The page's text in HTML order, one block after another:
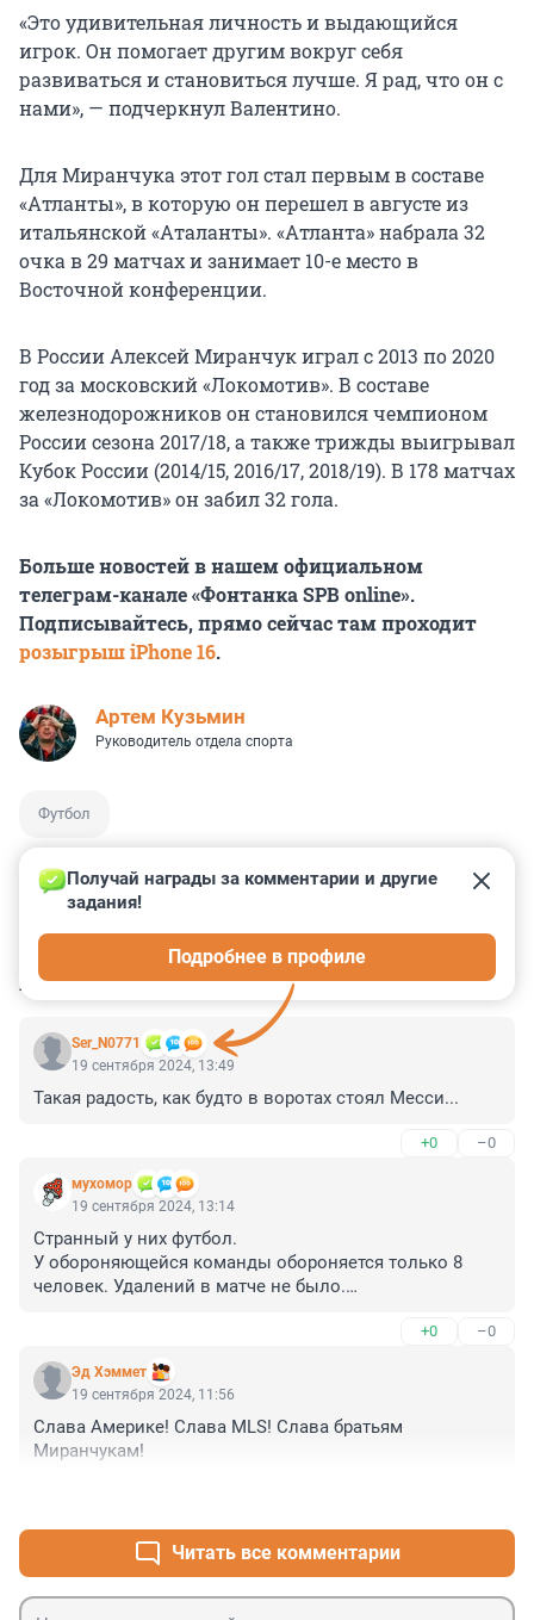
«Это удивительная личность и выдающийся
игрок. Он помогает другим вокруг себя
развиваться и становиться лучше. Я рад, что он с
нами», — подчеркнул Валентино.
Для Миранчука этот гол стал первым в составе
«Атланты», в которую он перешел в августе из
итальянской «Аталанты». «Атланта» набрала 32
очка в 29 матчах и занимает 10-е место в
Восточной конференции.
В России Алексей Миранчук играл с 2013 по 2020
год за московский «Локомотив». В составе
железнодорожников он становился чемпионом
России сезона 2017/18, а также трижды выигрывал
Кубок России (2014/15, 2016/17, 2018/19). В 178 матчах
за «Локомотив» он забил 32 гола.
Больше новостей в нашем официальном
телеграм-канале «Фонтанка SPB online».
Подписывайтесь, прямо сейчас там проходит
розыгрыш iPhone 16.
Артем Кузьмин
Руководитель отдела спорта
Футбол
КОММЕНТАРИИ 5
Ser_N0771
Получай награды за комментарии и другие
задания!
Подробнее в профиле
19 сентября 2024, 13:49
Такая радость, как будто в воротах стоял Месси...
+0 –0
мухомор
19 сентября 2024, 13:14
Странный у них футбол.
У обороняющейся команды обороняется только 8
человек. Удалений в матче не было.
никто не выходит. Даже на тренировку это не похоже.
+0 –0
Эд Хэммет
19 сентября 2024, 11:56
Слава Америке! Слава MLS! Слава братьям
Миранчукам!
Читать все комментарии